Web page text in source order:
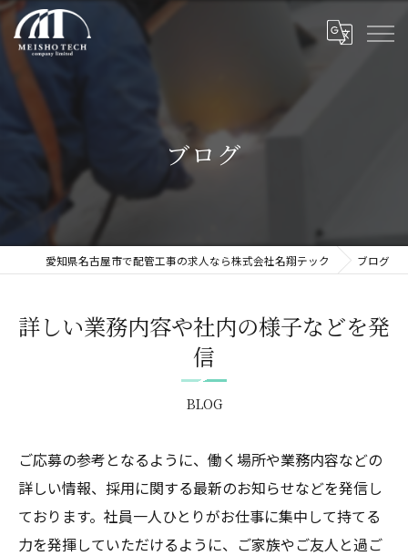
ブログ
愛知県名古屋市で配管工事の求人なら株式会社名翔テック ブログ
詳しい業務内容や社内の様子などを発
信
BLOG
ご応募の参考となるように、働く場所や業務内容などの
詳しい情報、採用に関する最新のお知らせなどを発信し
ております。社員一人ひとりがお仕事に集中して持てる
力を発揮していただけるように、ご家族やご友人と過ご